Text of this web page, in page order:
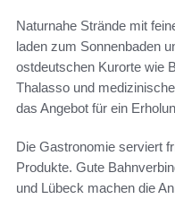
Naturnahe Strände mit
laden zum Sonnenbaden
ostdeutschen Kurorte wie
Thalasso und
das Angebot für ein
Die Gastronomie serviert
Produkte. Gute
und Lübeck machen die